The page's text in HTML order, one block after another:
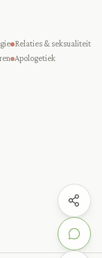
Relaties & seksualiteit
Apologetiek